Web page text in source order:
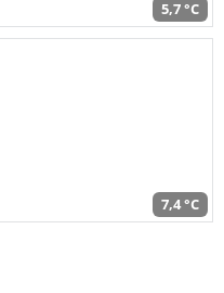
5,7 °C
7,4 °C